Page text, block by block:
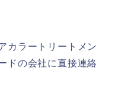
カラートリートメン
ドの会社に直接連絡